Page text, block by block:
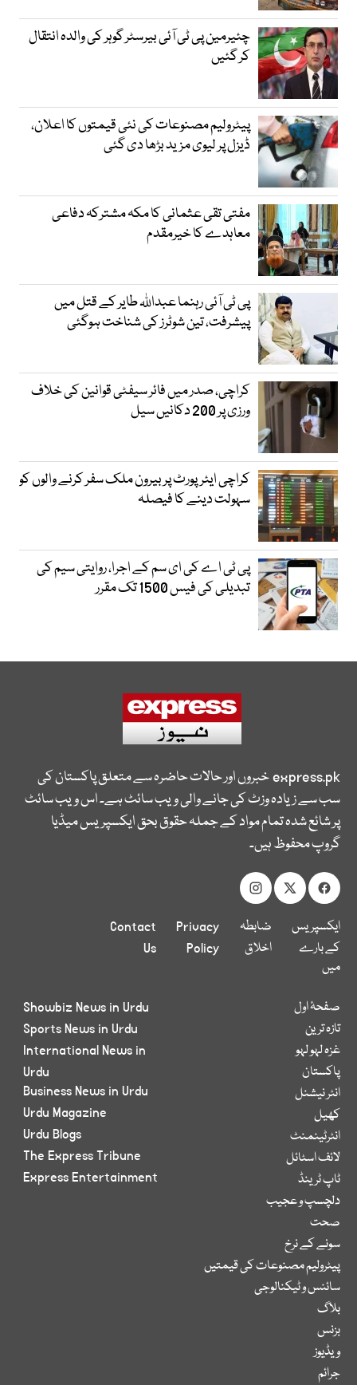
چئیرمین پی ٹی آئی بیرسٹر گوہر کی والدہ انتقال
کر گئیں
پیٹرولیم مصنوعات کی نئی قیمتوں کا اعلان،
ڈیزل پر لیوی مزید بڑھا دی گئی
مفتی تقی عثمانی کا مکہ مشترکہ دفاعی
معاہدے کا خیرمقدم
پی ٹی آئی رہنما عبداللہ طایر کے قتل میں
پیشرفت، تین شوٹرز کی شناخت ہوگئی
کراچی، صدر میں فائر سیفٹی قوانین کی خلاف
ورزی پر 200 دکانیں سیل
کراچی ایئرپورٹ پر بیرون ملک سفر کرنے والوں کو
سہولت دینے کا فیصلہ
پی ٹی اے کی ای سم کے اجرا، روایتی سیم کی
تبدیلی کی فیس 1500 تک مقرر
express.pkخبروں اور حالات حاضرہ سے متعلق پاکستان کی
سب سے زیادہ وزٹ کی جانے والی ویب سائٹ ہے۔ اس ویب سائٹ
پر شائع شدہ تمام مواد کے جملہ حقوق بحق ایکسپریس میڈیا
گروپ محفوظ ہیں۔
ایکسپریس
کے بارے
میں
ضابطہ
اخلاق
Privacy
Policy
Contact
Us
صفحۂ اول
تازہ ترین
غزہ لہو لہو
پاکستان
انٹر نیشنل
کھیل
انٹرٹینمنٹ
لائف اسٹائل
ٹاپ ٹرینڈ
دلچسپ و عجیب
صحت
سونے کے نرخ
پیٹرولیم مصنوعات کی قیمتیں
سائنس و ٹیکنالوجی
بلاگ
بزنس
ویڈیوز
جرائم
Showbiz News in Urdu
Sports News in Urdu
International News in
Urdu
Business News in Urdu
Urdu Magazine
Urdu Blogs
The Express Tribune
Express Entertainment